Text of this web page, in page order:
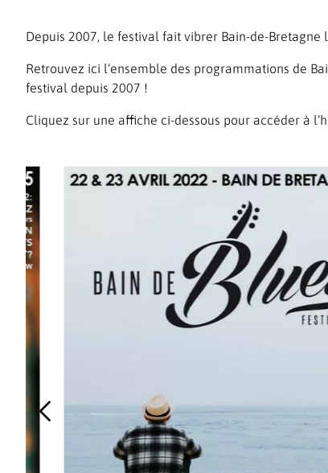
Depuis 2007, le festival fait vibrer Bain-de-Bretagne
Retrouvez ici l’ensemble des programmations de
festival depuis 2007 !
Cliquez sur une affiche ci-dessous pour accéder à